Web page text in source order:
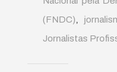
(FNDC)
Jornalistas